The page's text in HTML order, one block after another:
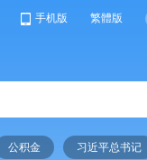
手机版 繁體版
公积金 习近平总书记